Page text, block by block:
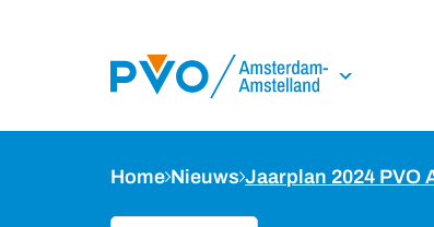
Home Nieuws Jaarplan 2024